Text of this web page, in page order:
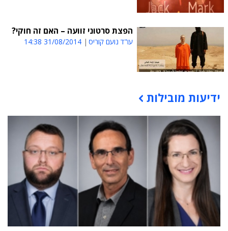
הפצת סרטוני זוועה – האם זה חוקי?
עו"ד נועם קוריס 31/08/2014 14:38
תוכן פרסומי
ידיעות מובילות